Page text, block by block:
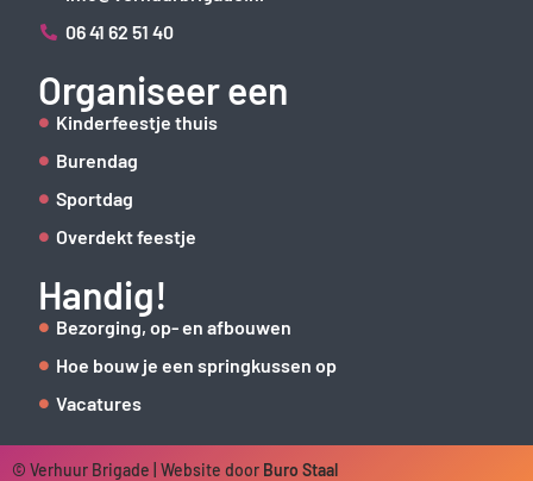
06 41 62 51 40
Organiseer een
Kinderfeestje thuis
Burendag
Sportdag
Overdekt feestje
Handig!
Bezorging, op- en afbouwen
Hoe bouw je een springkussen op
Vacatures
© Verhuur Brigade | Website door Buro Staal